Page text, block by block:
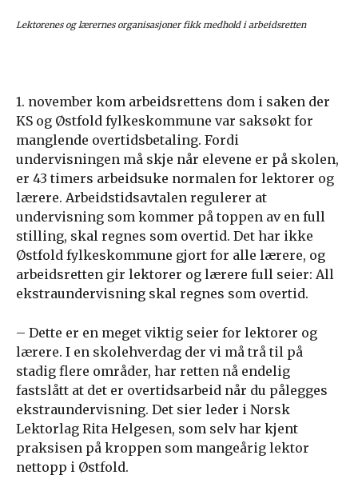
Lektorenes og lærernes organisasjoner fikk medhold i arbeidsretten
1. november kom arbeidsrettens dom i saken der
KS og Østfold fylkeskommune var saksøkt for
manglende overtidsbetaling. Fordi
undervisningen må skje når elevene er på skolen,
er 43 timers arbeidsuke normalen for lektorer og
lærere. Arbeidstidsavtalen regulerer at
undervisning som kommer på toppen av en full
stilling, skal regnes som overtid. Det har ikke
Østfold fylkeskommune gjort for alle lærere, og
arbeidsretten gir lektorer og lærere full seier: All
ekstraundervisning skal regnes som overtid.
– Dette er en meget viktig seier for lektorer og
lærere. I en skolehverdag der vi må trå til på
stadig flere områder, har retten nå endelig
fastslått at det er overtidsarbeid når du pålegges
ekstraundervisning. Det sier leder i Norsk
Lektorlag Rita Helgesen, som selv har kjent
praksisen på kroppen som mangeårig lektor
nettopp i Østfold.